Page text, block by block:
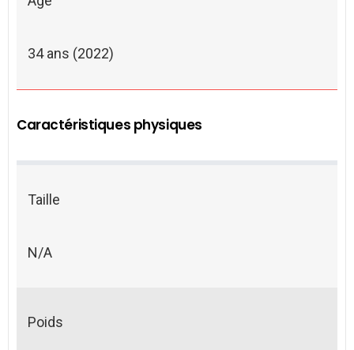
34 ans (2022)
Caractéristiques physiques
Taille
N/A
Poids